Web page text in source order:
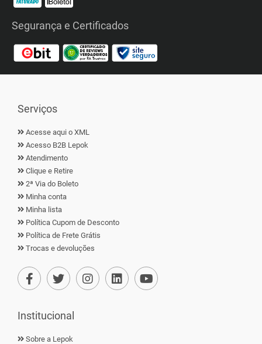
Segurança e Certificados
Serviços
Acesse aqui o XML
Acesso B2B Lepok
Atendimento
Clique e Retire
2ª Via do Boleto
Minha conta
Minha lista
Política Cupom de Desconto
Política de Frete Grátis
Trocas e devoluções
Institucional
Sobre a Lepok